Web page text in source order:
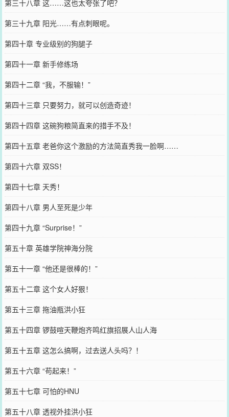
第三十八章 这……这也太夸张了吧？
第三十九章 阳光……有点刺眼呢。
第四十章 专业级别的狗腿子
第四十一章 新手修练场
第四十二章 “我，不服输！”
第四十三章 只要努力，就可以创造奇迹！
第四十四章 这碗狗粮简直来的措手不及！
第四十五章 老爸你这个激励的方法简直秀我一脸啊……
第四十六章 双SS！
第四十七章 天秀！
第四十八章 男人至死是少年
第四十九章 “Surprise！”
第五十章 英雄学院神海分院
第五十一章 “他还是很棒的！”
第五十二章 这个女人好狠！
第五十三章 拖油瓶洪小狂
第五十四章 锣鼓喧天鞭炮齐鸣红旗招展人山人海
第五十五章 这怎么搞啊，过去送人头吗？！
第五十六章 “苟起来！”
第五十七章 可怕的HNU
第五十八章 透视外挂洪小狂